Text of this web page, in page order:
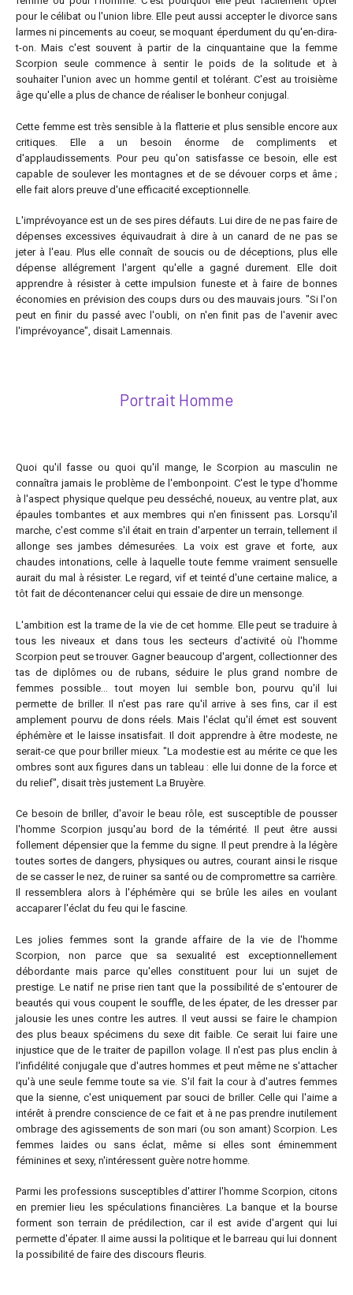
pour le célibat ou l'union libre. Elle peut aussi accepter le divorce sans
larmes ni pincements au coeur, se moquant éperdument du qu'en-dira-
t-on. Mais c'est souvent à partir de la cinquantaine que la femme
Scorpion seule commence à sentir le poids de la solitude et à
souhaiter l'union avec un homme gentil et tolérant. C'est au troisième
âge qu'elle a plus de chance de réaliser le bonheur conjugal.
Cette femme est très sensible à la flatterie et plus sensible encore aux
critiques. Elle a un besoin énorme de compliments et
d'applaudissements. Pour peu qu'on satisfasse ce besoin, elle est
capable de soulever les montagnes et de se dévouer corps et âme ;
elle fait alors preuve d'une efficacité exceptionnelle.
L'imprévoyance est un de ses pires défauts. Lui dire de ne pas faire de
dépenses excessives équivaudrait à dire à un canard de ne pas se
jeter à l'eau. Plus elle connaît de soucis ou de déceptions, plus elle
dépense allégrement l'argent qu'elle a gagné durement. Elle doit
apprendre à résister à cette impulsion funeste et à faire de bonnes
économies en prévision des coups durs ou des mauvais jours. "Si l'on
peut en finir du passé avec l'oubli, on n'en finit pas de l'avenir avec
l'imprévoyance", disait Lamennais.
Portrait Homme
Quoi qu'il fasse ou quoi qu'il mange, le Scorpion au masculin ne
connaîtra jamais le problème de l'embonpoint. C'est le type d'homme
à l'aspect physique quelque peu desséché, noueux, au ventre plat, aux
épaules tombantes et aux membres qui n'en finissent pas. Lorsqu'il
marche, c'est comme s'il était en train d'arpenter un terrain, tellement il
allonge ses jambes démesurées. La voix est grave et forte, aux
chaudes intonations, celle à laquelle toute femme vraiment sensuelle
aurait du mal à résister. Le regard, vif et teinté d'une certaine malice, a
tôt fait de décontenancer celui qui essaie de dire un mensonge.
L'ambition est la trame de la vie de cet homme. Elle peut se traduire à
tous les niveaux et dans tous les secteurs d'activité où l'homme
Scorpion peut se trouver. Gagner beaucoup d'argent, collectionner des
tas de diplômes ou de rubans, séduire le plus grand nombre de
femmes possible... tout moyen lui semble bon, pourvu qu'il lui
permette de briller. Il n'est pas rare qu'il arrive à ses fins, car il est
amplement pourvu de dons réels. Mais l'éclat qu'il émet est souvent
éphémère et le laisse insatisfait. Il doit apprendre à être modeste, ne
serait-ce que pour briller mieux. "La modestie est au mérite ce que les
ombres sont aux figures dans un tableau : elle lui donne de la force et
du relief", disait très justement La Bruyère.
Ce besoin de briller, d'avoir le beau rôle, est susceptible de pousser
l'homme Scorpion jusqu'au bord de la témérité. Il peut être aussi
follement dépensier que la femme du signe. Il peut prendre à la légère
toutes sortes de dangers, physiques ou autres, courant ainsi le risque
de se casser le nez, de ruiner sa santé ou de compromettre sa carrière.
Il ressemblera alors à l'éphémère qui se brûle les ailes en voulant
accaparer l'éclat du feu qui le fascine.
Les jolies femmes sont la grande affaire de la vie de l'homme
Scorpion, non parce que sa sexualité est exceptionnellement
débordante mais parce qu'elles constituent pour lui un sujet de
prestige. Le natif ne prise rien tant que la possibilité de s'entourer de
beautés qui vous coupent le souffle, de les épater, de les dresser par
jalousie les unes contre les autres. Il veut aussi se faire le champion
des plus beaux spécimens du sexe dit faible. Ce serait lui faire une
injustice que de le traiter de papillon volage. Il n'est pas plus enclin à
l'infidélité conjugale que d'autres hommes et peut même ne s'attacher
qu'à une seule femme toute sa vie. S'il fait la cour à d'autres femmes
que la sienne, c'est uniquement par souci de briller. Celle qui l'aime a
intérêt à prendre conscience de ce fait et à ne pas prendre inutilement
ombrage des agissements de son mari (ou son amant) Scorpion. Les
femmes laides ou sans éclat, même si elles sont éminemment
féminines et sexy, n'intéressent guère notre homme.
Parmi les professions susceptibles d'attirer l'homme Scorpion, citons
en premier lieu les spéculations financières. La banque et la bourse
forment son terrain de prédilection, car il est avide d'argent qui lui
permette d'épater. Il aime aussi la politique et le barreau qui lui donnent
la possibilité de faire des discours fleuris.